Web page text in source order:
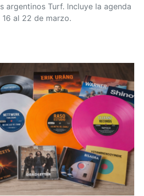
argentinos Turf. Incluye la agenda
al 22 de marzo.